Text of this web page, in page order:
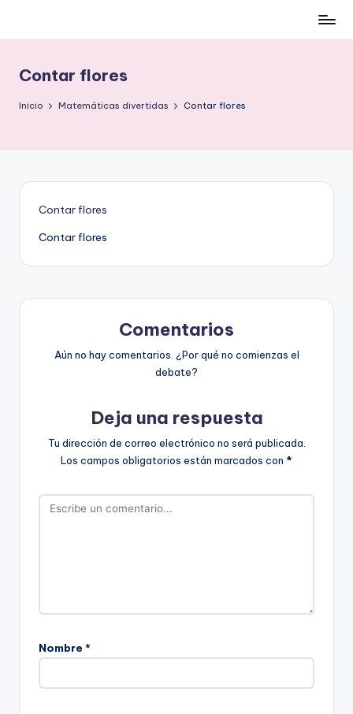
contenido
low-
cost
y
Contar flores
Inicio Matemáticas divertidas Contar flores
Contar flores
Contar flores
Comentarios
Aún no hay comentarios. ¿Por qué no comienzas el
debate?
Deja una respuesta
Tu dirección de correo electrónico no será publicada.
Los campos obligatorios están marcados con *
Nombre *